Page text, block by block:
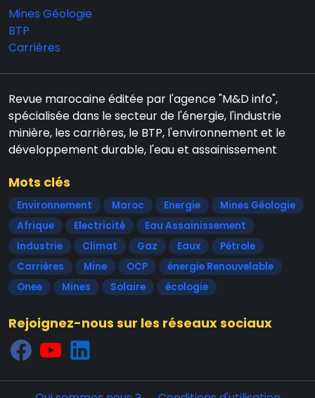
Mines Géologie
BTP
Carrières
Revue marocaine éditée par l'agence "M&D info",
spécialisée dans le secteur de l'énergie, l'industrie
minière, les carrières, le BTP, l'environnement et le
développement durable, l'eau et assainissement
Mots clés
Environnement Maroc Energie
Mines Géologie
Afrique
Electricité
Eau Assainissement
Industrie
Climat Gaz Eaux
Pétrole
Carrières
Mine OCP
énergie Renouvelable
Onee
Mines Solaire écologie
Rejoignez-nous sur les réseaux sociaux